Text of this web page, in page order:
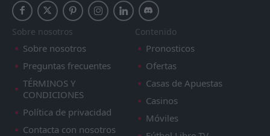
Sobre nosotros
Sobre nosotros
Preguntas frecuentes
TÉRMINOS Y
CONDICIONES
Política de privacidad
Contacta con nosotros
Contenido
Pronosticos
Ofertas
Casas de Apuestas
Casinos
Móviles